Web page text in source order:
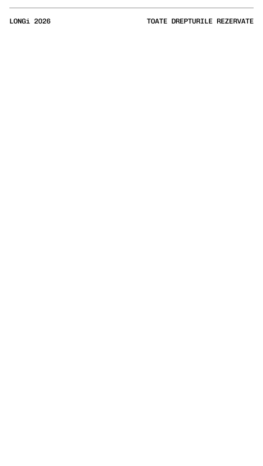
LONGi 2026 TOATE DREPTURILE REZERVATE